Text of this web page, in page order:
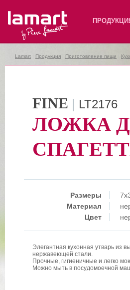
Lamart
Lamart Продукция Приготовление пищи
FINE | LT2176
ЛОЖКА
Размеры
Материал
Цвет
Элегантная кухонная утварь из
нержавеющей стали.
Прочные, гигиеничные и легко
Можно мыть в посудомоечной